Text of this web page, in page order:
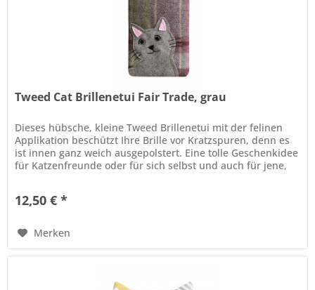
Tweed Cat Brillenetui Fair Trade, grau
Dieses hübsche, kleine Tweed Brillenetui mit der felinen
Applikation beschützt Ihre Brille vor Kratzspuren, denn es
ist innen ganz weich ausgepolstert. Eine tolle Geschenkidee
für Katzenfreunde oder für sich selbst und auch für jene,
12,50 € *
Merken